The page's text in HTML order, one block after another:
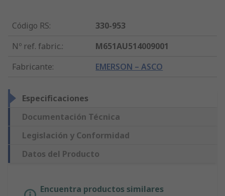
Código RS:
330-953
Nº ref. fabric.:
M651AU514009001
Fabricante: EMERSON – ASCO
Especificaciones
Documentación Técnica
Legislación y Conformidad
Datos del Producto
Encuentra productos similares